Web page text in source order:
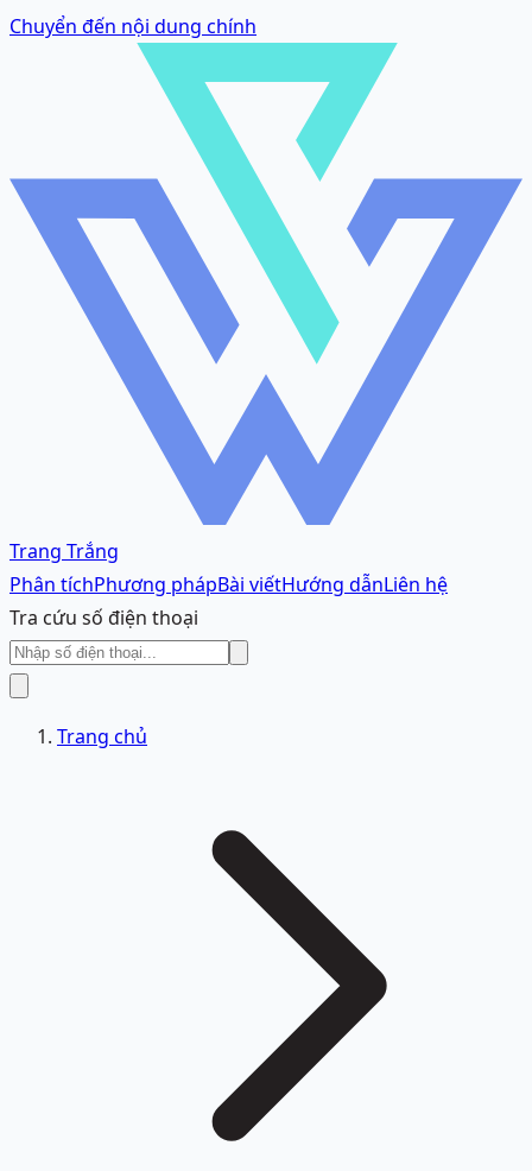
Chuyển đến nội dung chính
Trang Trắng
Phân tíchPhương phápBài viếtHướng dẫnLiên hệ
Tra cứu số điện thoại
Trang chủ